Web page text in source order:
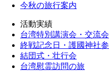
今秋の旅行案内
活動実績
台湾特別講演会・交流会
終戦記念日・護國神社
結団式・壮行会
台湾慰霊訪問の旅